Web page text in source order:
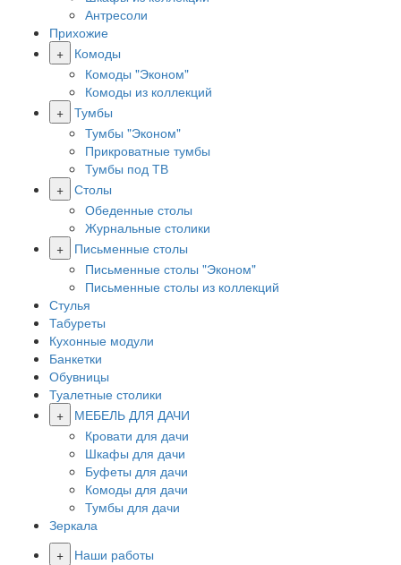
Антресоли
Прихожие
+
Комоды
Комоды "Эконом"
Комоды из коллекций
+ Тумбы
Тумбы "Эконом"
Прикроватные тумбы
Тумбы под ТВ
+ Столы
Обеденные столы
Журнальные столики
+
Письменные столы
Письменные столы "Эконом"
Письменные столы из коллекций
Стулья
Табуреты
Кухонные модули
Банкетки
Обувницы
Туалетные столики
+
МЕБЕЛЬ ДЛЯ ДАЧИ
Кровати для дачи
Шкафы для дачи
Буфеты для дачи
Комоды для дачи
Тумбы для дачи
Зеркала
+
Наши работы